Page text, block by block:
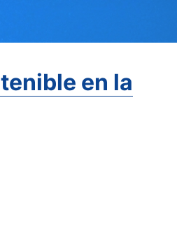
en la